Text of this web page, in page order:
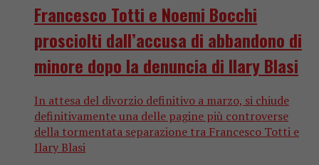
Francesco Totti e Noemi Bocchi
prosciolti dall’accusa di abbandono di
minore dopo la denuncia di Ilary Blasi
In attesa del divorzio definitivo a marzo, si chiude
definitivamente una delle pagine più controverse
della tormentata separazione tra Francesco Totti e
Ilary Blasi